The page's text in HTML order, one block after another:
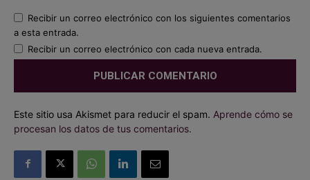
Recibir un correo electrónico con los siguientes comentarios
a esta entrada.
Recibir un correo electrónico con cada nueva entrada.
Este sitio usa Akismet para reducir el spam. Aprende cómo se
procesan los datos de tus comentarios.